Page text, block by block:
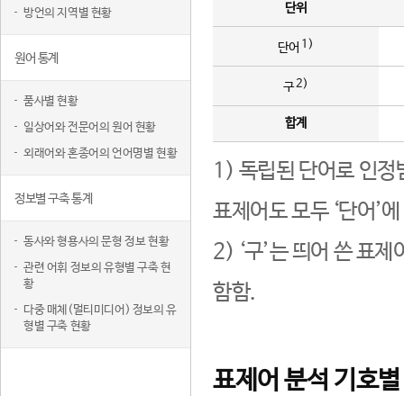
방언의 지역별 현황
원어 통계
품사별 현황
일상어와 전문어의 원어 현황
외래어와 혼종어의 언어명별 현황
정보별 구축 통계
동사와 형용사의 문형 정보 현황
관련 어휘 정보의 유형별 구축 현
황
다중 매체(멀티미디어) 정보의 유
형별 구축 현황
단위
단어 1)
구2)
합계
1) 독립된 단어로 인정
표제어도 모두 ‘단어’
2) ‘구’는 띄어 쓴 표
함함.
표제어 분석 기호